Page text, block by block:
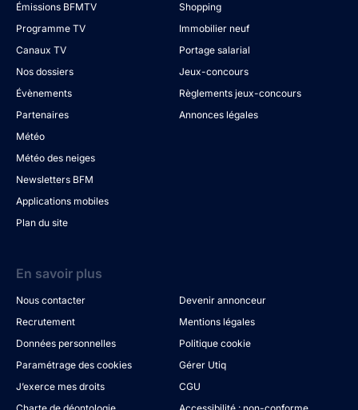
Émissions BFMTV
Programme TV
Canaux TV
Nos dossiers
Évènements
Partenaires
Météo
Météo des neiges
Newsletters BFM
Applications mobiles
Plan du site
Shopping
Immobilier neuf
Portage salarial
Jeux-concours
Règlements jeux-concours
Annonces légales
En savoir plus
Nous contacter
Devenir annonceur
Recrutement
Mentions légales
Données personnelles
Politique cookie
Paramétrage des cookies
Gérer Utiq
J’exerce mes droits
CGU